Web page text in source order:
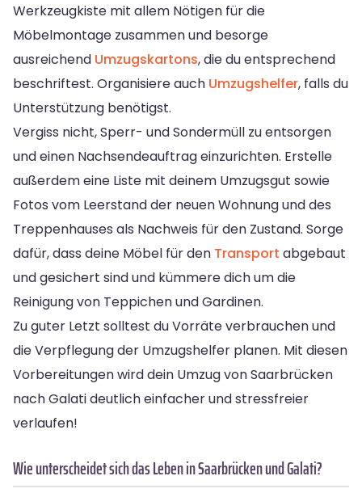
Werkzeugkiste mit allem Nötigen für die
Möbelmontage zusammen und besorge
ausreichend Umzugskartons, die du entsprechend
beschriftest. Organisiere auch Umzugshelfer, falls du
Unterstützung benötigst.
Vergiss nicht, Sperr- und Sondermüll zu entsorgen
und einen Nachsendeauftrag einzurichten. Erstelle
außerdem eine Liste mit deinem Umzugsgut sowie
Fotos vom Leerstand der neuen Wohnung und des
Treppenhauses als Nachweis für den Zustand. Sorge
dafür, dass deine Möbel für den Transport abgebaut
und gesichert sind und kümmere dich um die
Reinigung von Teppichen und Gardinen.
Zu guter Letzt solltest du Vorräte verbrauchen und
die Verpflegung der Umzugshelfer planen. Mit diesen
Vorbereitungen wird dein Umzug von Saarbrücken
nach Galati deutlich einfacher und stressfreier
verlaufen!
Wie unterscheidet sich das Leben in Saarbrücken und Galati?